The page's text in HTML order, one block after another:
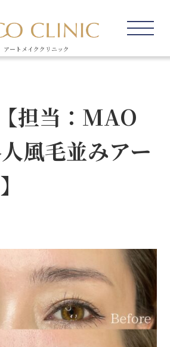
アートメイククリニック
担当：MAO
風毛並みアー